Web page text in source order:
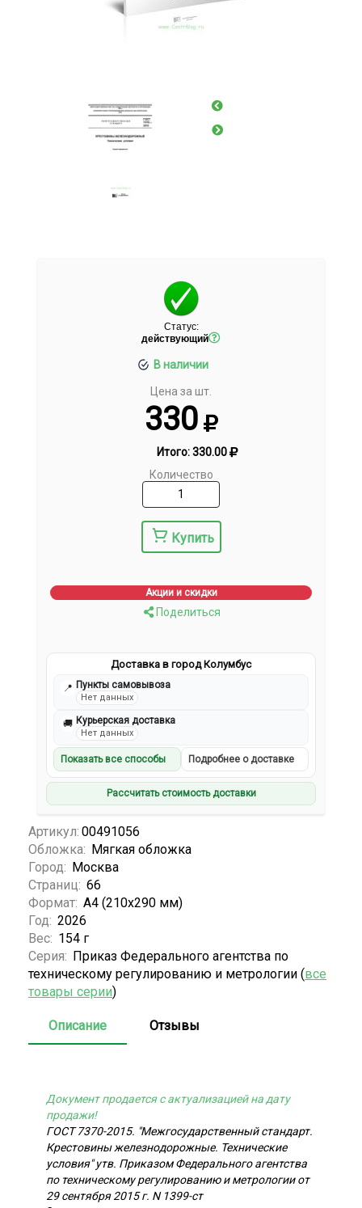
Статус:
действующий
В наличии
Цена за шт.
330
Итого:330.00
Количество
Купить
Акции и скидки
Поделиться
Доставка в город Колумбус
📍 Пункты самовывоза
Нет данных
🚚 Курьерская доставка
Нет данных
Показать все способы Подробнее о доставке
Рассчитать стоимость доставки
Артикул: 00491056
Обложка: Мягкая обложка
Город: Москва
Страниц: 66
Формат: А4 (210x290 мм)
Год: 2026
Вес: 154 г
Серия: Приказ Федерального агентства по
техническому регулированию и метрологии (все
товары серии)
Описание Отзывы
Документ продается с актуализацией на дату
продажи!
ГОСТ 7370-2015. "Межгосударственный стандарт.
Крестовины железнодорожные. Технические
условия" утв. Приказом Федерального агентства
по техническому регулированию и метрологии от
29 сентября 2015 г. N 1399-ст